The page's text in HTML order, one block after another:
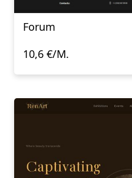
Forum
10,6 €/M.